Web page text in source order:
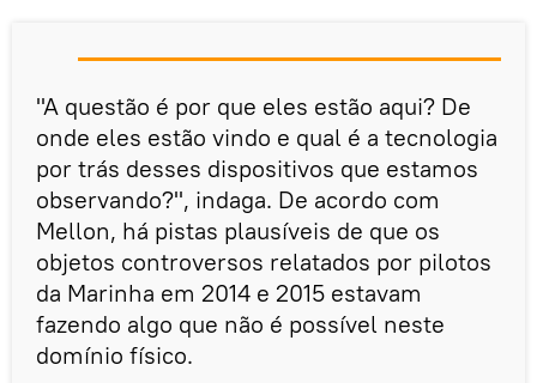
"A questão é por que eles estão aqui? De
onde eles estão vindo e qual é a tecnologia
por trás desses dispositivos que estamos
observando?", indaga. De acordo com
Mellon, há pistas plausíveis de que os
objetos controversos relatados por pilotos
da Marinha em 2014 e 2015 estavam
fazendo algo que não é possível neste
domínio físico.